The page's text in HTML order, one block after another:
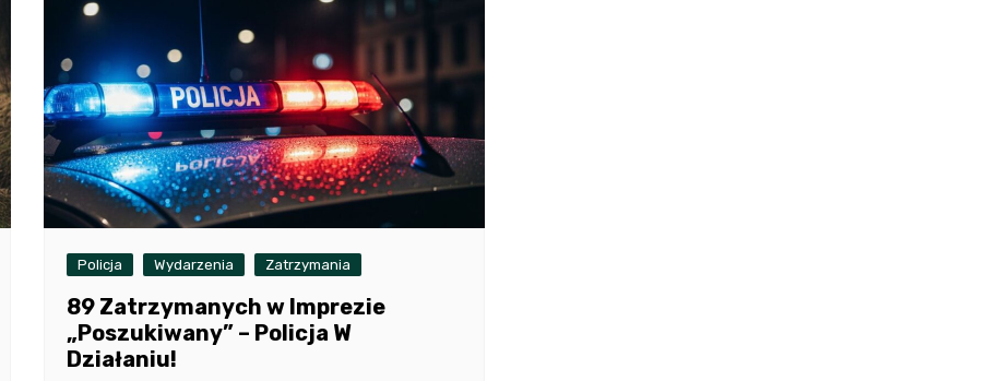
Policja Wydarzenia Zatrzymania
89 Zatrzymanych w Imprezie
„Poszukiwany” – Policja W
Działaniu!